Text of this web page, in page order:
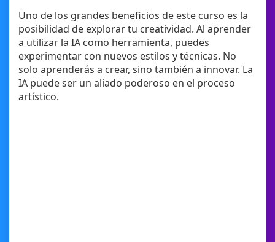
Uno de los grandes beneficios de este curso es la
posibilidad de explorar tu creatividad. Al aprender
a utilizar la IA como herramienta, puedes
experimentar con nuevos estilos y técnicas. No
solo aprenderás a crear, sino también a innovar. La
IA puede ser un aliado poderoso en el proceso
artístico.